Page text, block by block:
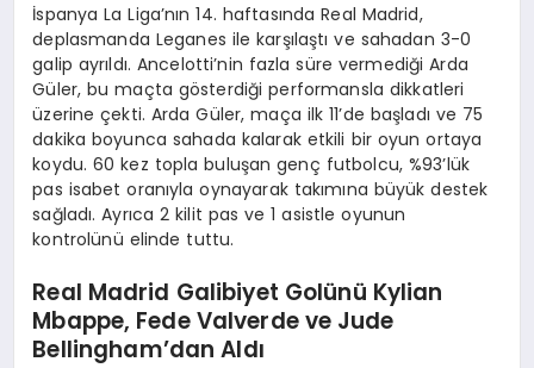
İspanya La Liga’nın 14. haftasında Real Madrid,
deplasmanda Leganes ile karşılaştı ve sahadan 3-0
galip ayrıldı. Ancelotti’nin fazla süre vermediği Arda
Güler, bu maçta gösterdiği performansla dikkatleri
üzerine çekti. Arda Güler, maça ilk 11’de başladı ve 75
dakika boyunca sahada kalarak etkili bir oyun ortaya
koydu. 60 kez topla buluşan genç futbolcu, %93’lük
pas isabet oranıyla oynayarak takımına büyük destek
sağladı. Ayrıca 2 kilit pas ve 1 asistle oyunun
kontrolünü elinde tuttu.
Real Madrid Galibiyet Golünü Kylian
Mbappe, Fede Valverde ve Jude
Bellingham’dan Aldı